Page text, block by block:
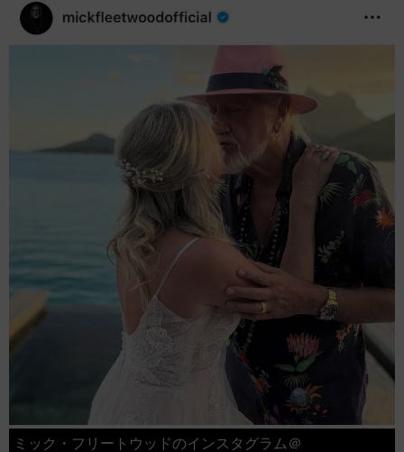
ミック・フリートウッドのインスタグラム＠